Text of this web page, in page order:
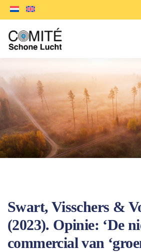
Swart, Visschers &
(2023). Opinie: ‘De
commercial van